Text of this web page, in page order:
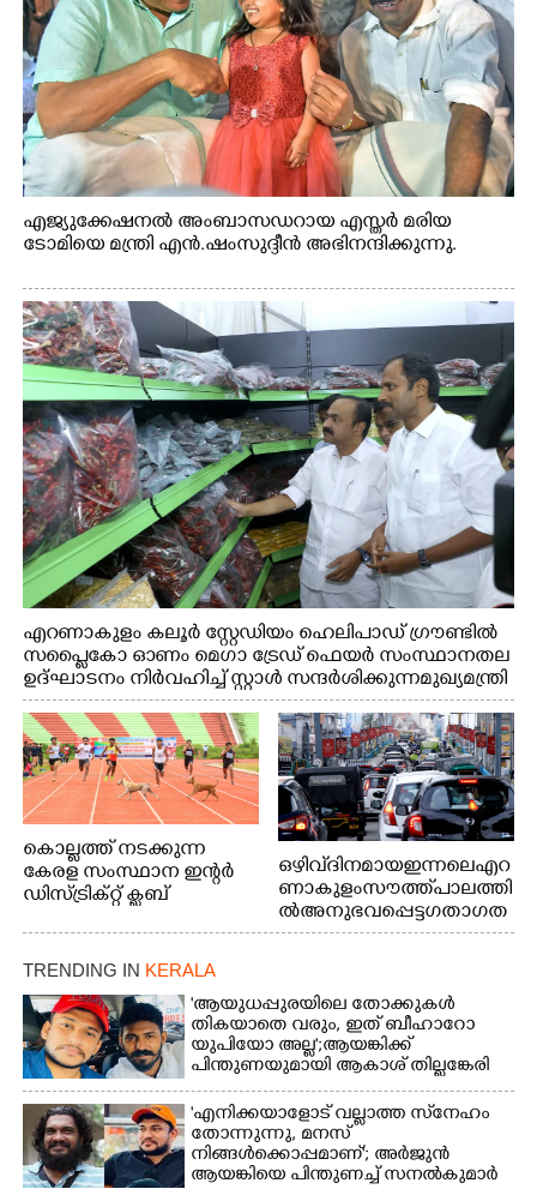
എജ്യുക്കേഷനൽ അംബാസഡറായ എസ്തർ മരിയ
ടോമിയെ മന്ത്രി എൻ.ഷംസുദ്ദീൻ അഭിനന്ദിക്കുന്നു.
എറണാകുളം കലൂർ സ്റ്റേഡിയം ഹെലിപാഡ് ഗ്രൗണ്ടിൽ
സപ്ളൈകോ ഓണം മെഗാ ട്രേഡ് ഫെയർ സംസ്ഥാനതല
ഉദ്ഘാടനം നിർവഹിച്ച് സ്റ്റാൾ സന്ദർശിക്കുന്ന മുഖ്യമന്ത്രി
വി.ഡി. സതീശൻ. മന്ത്രി അനൂപ് ജേക്കബ് സമീപം
കൊല്ലത്ത് നടക്കുന്ന
കേരള സംസ്ഥാന ഇന്റർ
ഡിസ്ട്രിക്റ്റ് ക്ലബ്
ചാമ്പ്യൻഷിപ്പിൽ അണ്ടർ
20 ആൺകുട്ടികളുടെ 200
മത്സരത്തിനിടെ സിന്തറ്റിക്
ട്രാക്കിന് കുറുകെ ഓടുന്ന
നായകൾ.
ഒഴിവ് ദിനമായ ഇന്നലെ എറ
ണാകുളം സൗത്ത് പാലത്തി
ൽ അനുഭവപ്പെട്ട ഗതാഗത
ക്കുരുക്ക്
TRENDING IN KERALA
'ആയുധപ്പുരയിലെ തോക്കുകൾ
തികയാതെ വരും, ഇത് ബീഹാറോ
യുപിയോ അല്ല';ആയങ്കിക്ക്
പിന്തുണയുമായി ആകാശ് തില്ലങ്കേരി
'എനിക്കയാളോട് വല്ലാത്ത സ്‌നേഹം
തോന്നുന്നു, മനസ്
നിങ്ങൾക്കൊപ്പമാണ്'; അർജുൻ
ആയങ്കിയെ പിന്തുണച്ച് സനൽകുമാർ